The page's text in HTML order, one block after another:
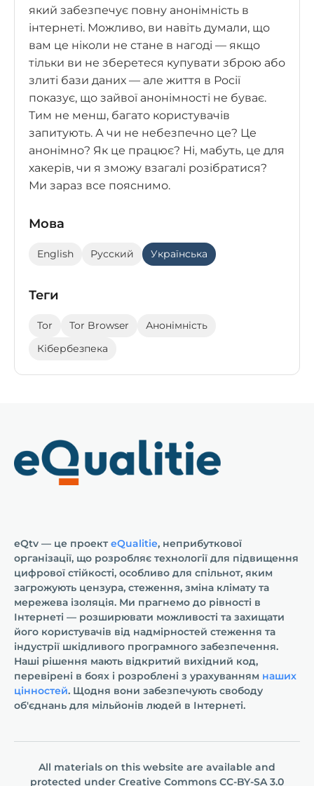
який забезпечує повну анонімність в
інтернеті. Можливо, ви навіть думали, що
вам це ніколи не стане в нагоді — якщо
тільки ви не зберетеся купувати зброю або
злиті бази даних — але життя в Росії
показує, що зайвої анонімності не буває.
Тим не менш, багато користувачів
запитують. А чи не небезпечно це? Це
анонімно? Як це працює? Ні, мабуть, це для
хакерів, чи я зможу взагалі розібратися?
Ми зараз все пояснимо.
Мова
English Русский Українська
Теги
Tor Tor Browser
Анонімність
Кібербезпека
eQtv — це проект eQualitie, неприбуткової
організації, що розробляє технології для підвищення
цифрової стійкості, особливо для спільнот, яким
загрожують цензура, стеження, зміна клімату та
мережева ізоляція. Ми прагнемо до рівності в
Інтернеті — розширювати можливості та захищати
його користувачів від надмірностей стеження та
індустрії шкідливого програмного забезпечення.
Наші рішення мають відкритий вихідний код,
перевірені в боях і розроблені з урахуванням наших
цінностей. Щодня вони забезпечують свободу
об'єднань для мільйонів людей в Інтернеті.
All materials on this website are available and
protected under Creative Commons СС-BY-SA 3.0